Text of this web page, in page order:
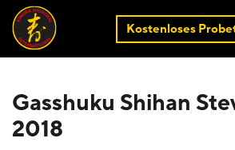
Kostenloses
Gasshuku Shihan
2018